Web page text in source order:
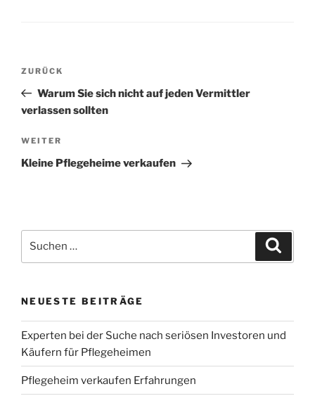
Beitragsnavigation
Vorheriger
Beitrag
ZURÜCK
Warum Sie sich nicht auf jeden Vermittler
verlassen sollten
Nächster
Beitrag
WEITER
Kleine Pflegeheime verkaufen
nach:
NEUESTE BEITRÄGE
Experten bei der Suche nach seriösen Investoren und
Käufern für Pflegeheimen
Pflegeheim verkaufen Erfahrungen